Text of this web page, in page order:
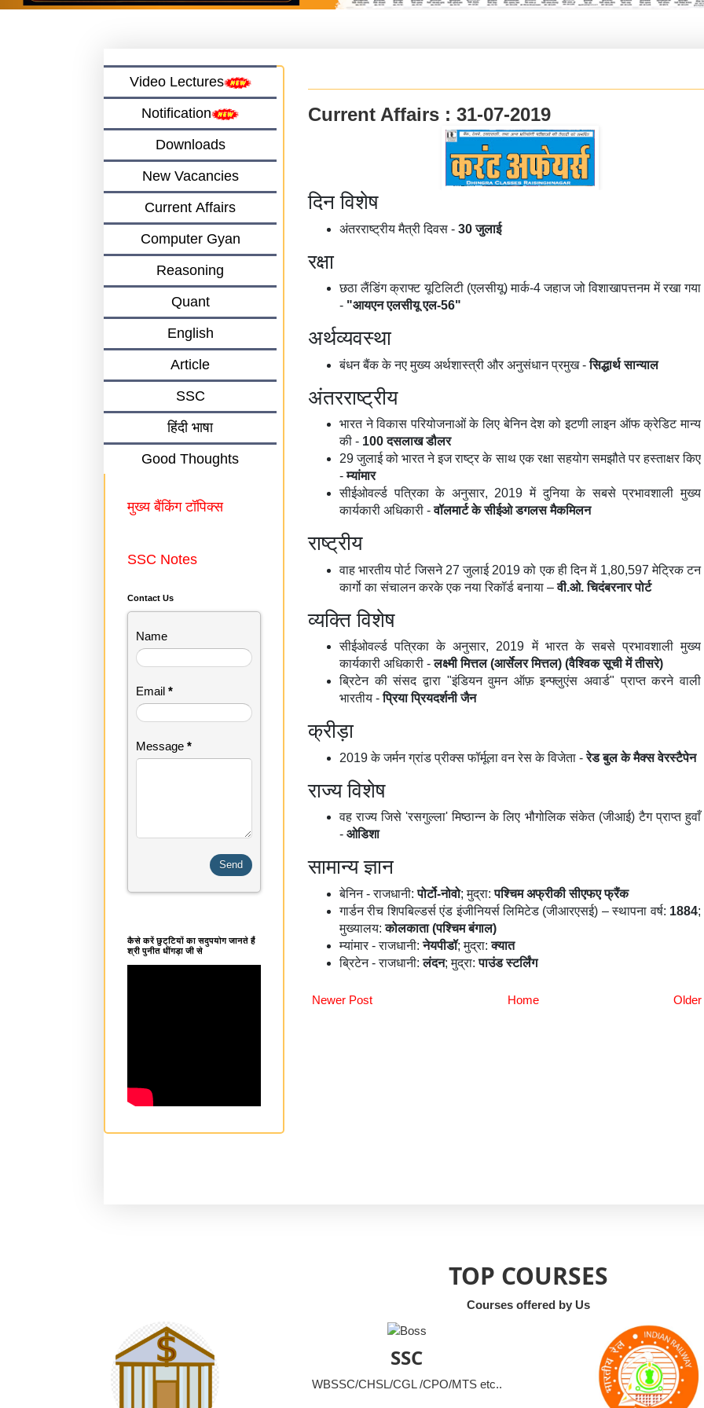
Current Affairs : 31-07-2019
दिन विशेष
अंतरराष्ट्रीय मैत्री दिवस - 30 जुलाई
रक्षा
छठा लैंडिंग क्राफ्ट यूटिलिटी (एलसीयू) मार्क-4 जहाज जो विशाखापत्तनम में रखा गया
- "आयएन एलसीयू एल-56"
अर्थव्यवस्था
बंधन बैंक के नए मुख्य अर्थशास्त्री और अनुसंधान प्रमुख -सिद्धार्थ सान्याल
अंतरराष्ट्रीय
भारत ने विकास परियोजनाओं के लिए बेनिन देश को इटणी लाइन ऑफ क्रेडिट मान्य
की - 100दसलाख डौलर
29 जुलाई को भारत ने इज राष्ट्र के साथ एक रक्षा सहयोग समझौते पर हस्ताक्षर किए
-म्यांमार
सीईओवर्ल्ड पत्रिका के अनुसार, 2019 में दुनिया के सबसे प्रभावशाली मुख्य
कार्यकारी अधिकारी -वॉलमार्ट के सीईओ डगलस मैकमिलन
राष्ट्रीय
वाह भारतीय पोर्ट जिसने 27 जुलाई 2019 को एक ही दिन में 1,80,597 मेट्रिक टन
कार्गो का संचालन करके एक नया रिकॉर्ड बनाया –वी.ओ. चिदंबरनार पोर्ट
व्यक्ति विशेष
सीईओवर्ल्ड पत्रिका के अनुसार, 2019 में भारत के सबसे प्रभावशाली मुख्य
कार्यकारी अधिकारी -लक्ष्मी मित्तल (आर्सेलर मित्तल) (वैश्विक सूची में तीसरे)
ब्रिटेन की संसद द्वारा "इंडियन वुमन ऑफ़ इन्फ्लुएंस अवार्ड" प्राप्त करने वाली
भारतीय -प्रिया प्रियदर्शनी जैन
क्रीड़ा
2019 के जर्मन ग्रांड प्रीक्स फॉर्मूला वन रेस के विजेता -रेड बुल के मैक्स वेरस्टैपेन
राज्य विशेष
वह राज्य जिसे 'रसगुल्ला' मिष्ठान्न के लिए भौगोलिक संकेत (जीआई) टैग प्राप्त हुवाँ
- ओडिशा
सामान्य ज्ञान
बेनिन - राजधानी:पोर्टो-नोवो; मुद्रा:पश्चिम अफ्रीकी सीएफए फ्रैंक
गार्डन रीच शिपबिल्डर्स एंड इंजीनियर्स लिमिटेड (जीआरएसई) – स्थापना वर्ष: 1884;
मुख्यालय:कोलकाता (पश्चिम बंगाल)
म्यांमार - राजधानी:नेयपीडॉ; मुद्रा:क्यात
ब्रिटेन - राजधानी:लंदन; मुद्रा:पाउंड स्टर्लिंग
Newer Post Home
Video Lectures
Notification
Downloads
New Vacancies
Current Affairs
Computer Gyan
Reasoning
Quant
English
Article
SSC
हिंदी भाषा
Good Thoughts
मुख्य बैंकिंग टॉपिक्स
SSC Notes
Contact Us
Name
Email *
Message *
कैसे करें छुट्टियों का सदुपयोग जानते हैं
श्री पुनीत धींगड़ा जी से
TOP COURSES
Courses offered by Us
SSC
WBSSC/CHSL/CGL /CPO/MTS etc..